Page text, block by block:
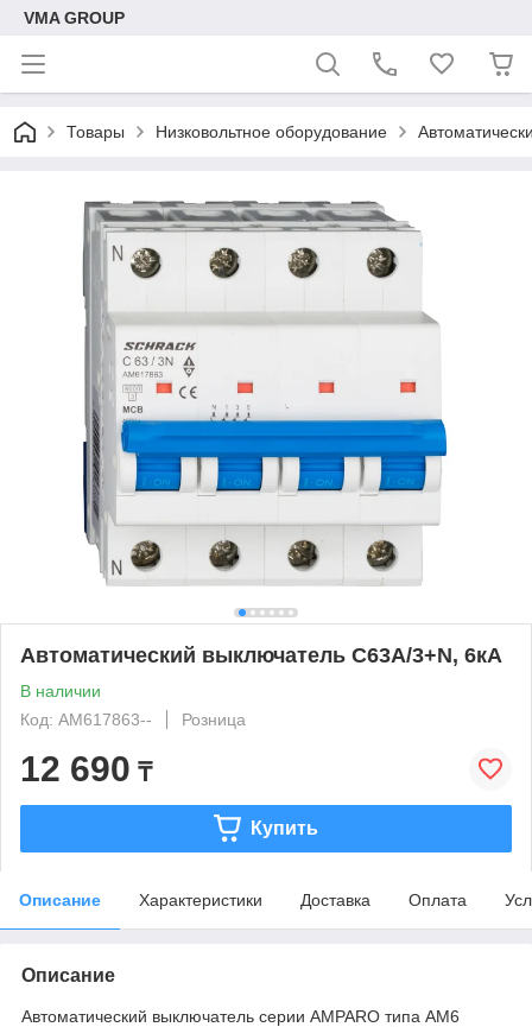
VMA GROUP
Товары Низковольтное оборудование
Автоматический выключатель C63А/3+N, 6кА
В наличии
Код: AM617863--
Розница
12 690 ₸
Купить
Описание Характеристики Доставка Оплата
Описание
Автоматический выключатель серии AMPARO типа AM6